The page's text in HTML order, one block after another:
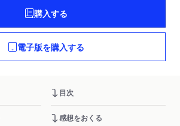
購入する
電子版を購入する
目次
感想をおくる